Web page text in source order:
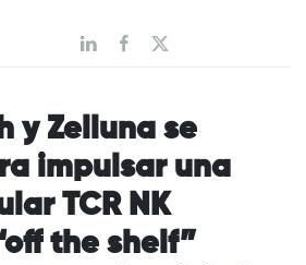
y Zelluna se
impulsar una
TCR NK
the shelf”